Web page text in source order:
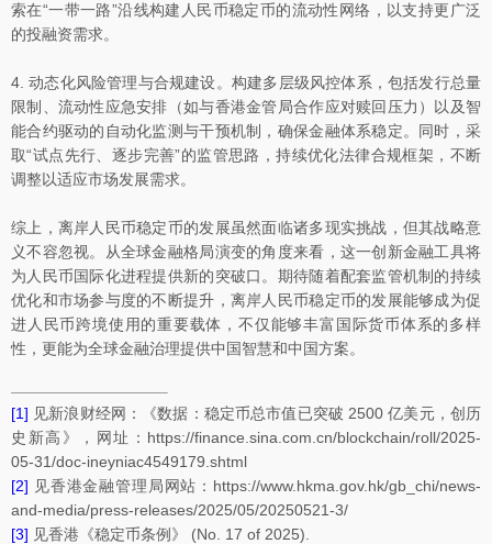
索在“一带一路”沿线构建人民币稳定币的流动性网络，以支持更广泛
的投融资需求。
4. 动态化风险管理与合规建设。构建多层级风控体系，包括发行总量
限制、流动性应急安排（如与香港金管局合作应对赎回压力）以及智
能合约驱动的自动化监测与干预机制，确保金融体系稳定。同时，采
取“试点先行、逐步完善”的监管思路，持续优化法律合规框架，不断
调整以适应市场发展需求。
综上，离岸人民币稳定币的发展虽然面临诸多现实挑战，但其战略意
义不容忽视。从全球金融格局演变的角度来看，这一创新金融工具将
为人民币国际化进程提供新的突破口。期待随着配套监管机制的持续
优化和市场参与度的不断提升，离岸人民币稳定币的发展能够成为促
进人民币跨境使用的重要载体，不仅能够丰富国际货币体系的多样
性，更能为全球金融治理提供中国智慧和中国方案。
[1] 见新浪财经网：《数据：稳定币总市值已突破 2500 亿美元，创历
史新高》，网址：https://finance.sina.com.cn/blockchain/roll/2025-
05-31/doc-ineyniac4549179.shtml
[2] 见香港金融管理局网站：https://www.hkma.gov.hk/gb_chi/news-
and-media/press-releases/2025/05/20250521-3/
[3] 见香港《稳定币条例》 (No. 17 of 2025).